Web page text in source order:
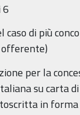
6
caso di più
per la
su carta
in